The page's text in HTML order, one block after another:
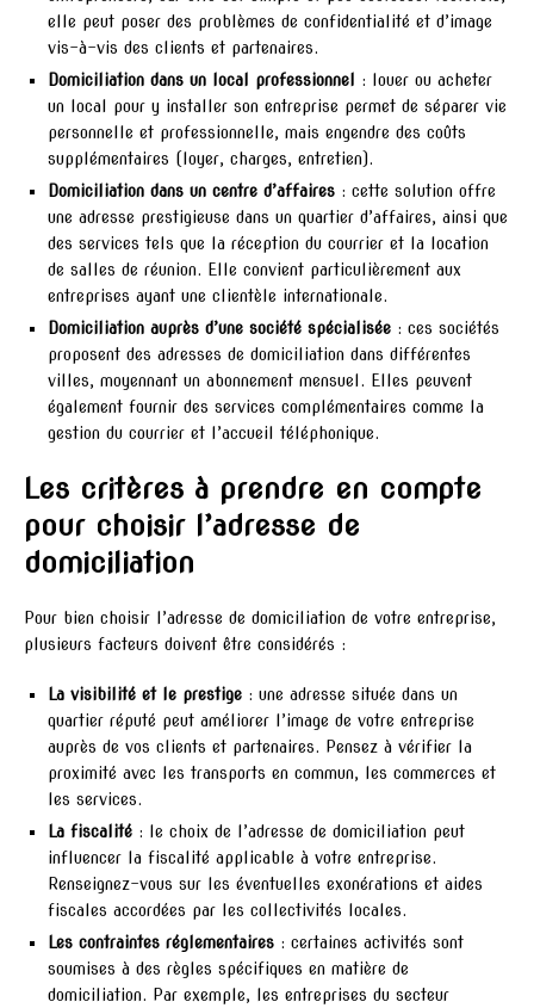
elle peut poser des problèmes de confidentialité et d’image
vis-à-vis des clients et partenaires.
Domiciliation dans un local professionnel
: louer ou acheter
un local pour y installer son entreprise permet de séparer vie
personnelle et professionnelle, mais engendre des coûts
supplémentaires (loyer, charges, entretien).
Domiciliation dans un centre d’affaires : cette solution offre
une adresse prestigieuse dans un quartier d’affaires, ainsi que
des services tels que la réception du courrier et la location
de salles de réunion. Elle convient particulièrement aux
entreprises ayant une clientèle internationale.
Domiciliation auprès d’une société spécialisée : ces sociétés
proposent des adresses de domiciliation dans différentes
villes, moyennant un abonnement mensuel. Elles peuvent
également fournir des services complémentaires comme la
gestion du courrier et l’accueil téléphonique.
Les critères à prendre en compte
pour choisir l’adresse de
domiciliation
Pour bien choisir l’adresse de domiciliation de votre entreprise,
plusieurs facteurs doivent être considérés :
La visibilité et le prestige : une adresse située dans un
quartier réputé peut améliorer l’image de votre entreprise
auprès de vos clients et partenaires. Pensez à vérifier la
proximité avec les transports en commun, les commerces et
les services.
La fiscalité : le choix de l’adresse de domiciliation peut
influencer la fiscalité applicable à votre entreprise.
Renseignez-vous sur les éventuelles exonérations et aides
fiscales accordées par les collectivités locales.
Les contraintes réglementaires : certaines activités sont
soumises à des règles spécifiques en matière de
domiciliation. Par exemple, les entreprises du secteur